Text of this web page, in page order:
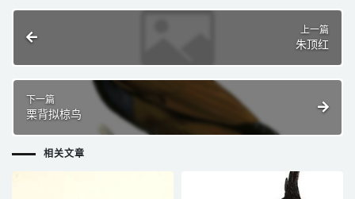
上一篇
朱顶红
下一篇
栗背拟椋鸟
相关文章